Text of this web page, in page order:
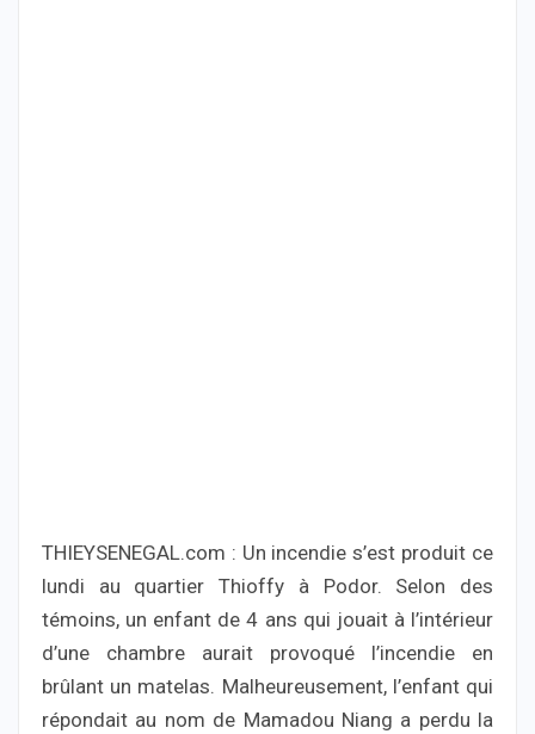
THIEYSENEGAL.com : Un incendie s’est produit ce
lundi au quartier Thioffy à Podor. Selon des
témoins, un enfant de 4 ans qui jouait à l’intérieur
d’une chambre aurait provoqué l’incendie en
brûlant un matelas. Malheureusement, l’enfant qui
répondait au nom de Mamadou Niang a perdu la